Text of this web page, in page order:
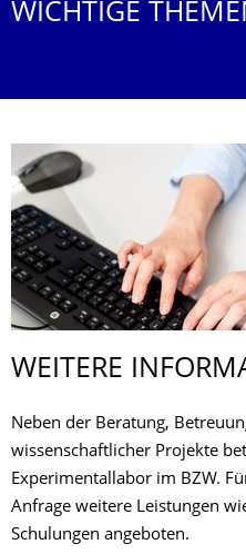
WICHTIGE
WEITERE
Neben der Beratung,
wissenschaftlicher Projekte
Experimentallabor im BZW.
Anfrage weitere Leistungen
Schulungen angeboten.